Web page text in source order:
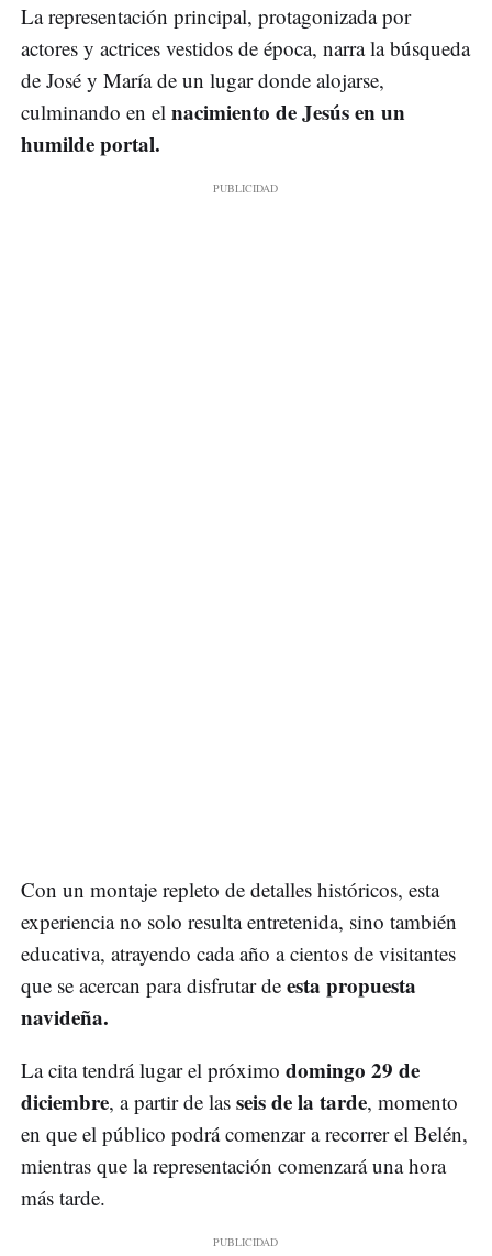
La representación principal, protagonizada por
actores y actrices vestidos de época, narra la búsqueda
de José y María de un lugar donde alojarse,
culminando en el nacimiento de Jesús en un
humilde portal.
Con un montaje repleto de detalles históricos, esta
experiencia no solo resulta entretenida, sino también
educativa, atrayendo cada año a cientos de visitantes
que se acercan para disfrutar de esta propuesta
navideña.
La cita tendrá lugar el próximo domingo 29 de
diciembre, a partir de las seis de la tarde, momento
en que el público podrá comenzar a recorrer el Belén,
mientras que la representación comenzará una hora
más tarde.